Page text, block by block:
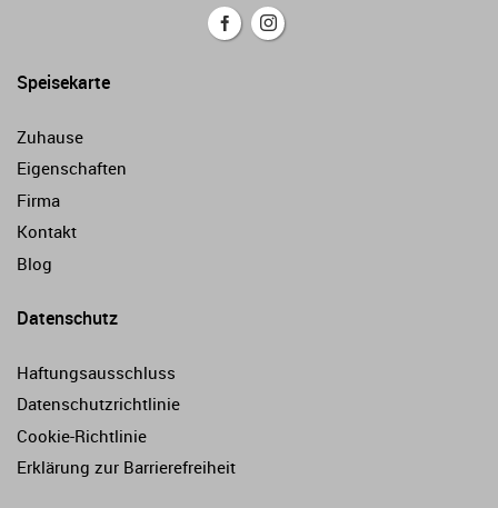
Speisekarte
Zuhause
Eigenschaften
Firma
Kontakt
Blog
Datenschutz
Haftungsausschluss
Datenschutzrichtlinie
Cookie-Richtlinie
Erklärung zur Barrierefreiheit